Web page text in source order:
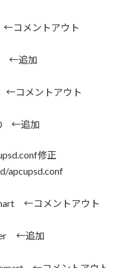
コメントアウト
←追加
←コメントアウト
←追加
修正
apcupsd.conf
←コメントアウト
←追加